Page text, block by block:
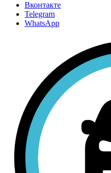
Вконтакте
Telegram
WhatsApp